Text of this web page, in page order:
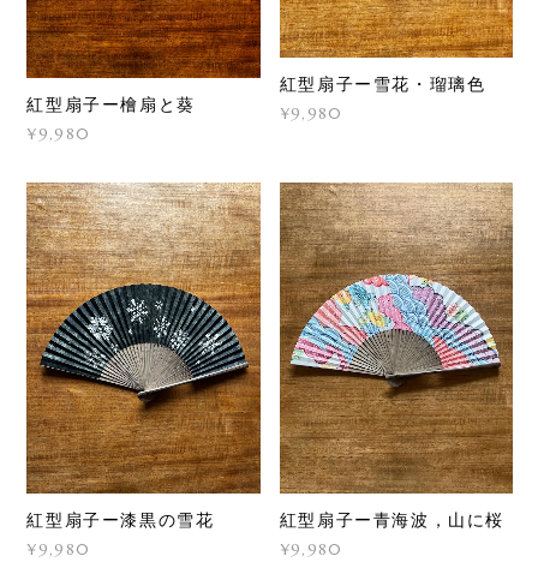
紅型扇子ー檜扇と葵
¥9,980
紅型扇子ー雪花・瑠璃色
¥9,980
紅型扇子ー漆黒の雪花
¥9,980
紅型扇子ー青海波，山に桜
¥9,980